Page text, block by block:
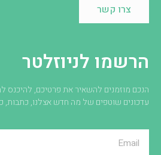
צרו קשר
הרשמו לניוזלטר
הנכם מוזמנים להשאיר את פרטיכם, להיכנס
עדכונים שוטפים של מה חדש אצלנו, כתבות,